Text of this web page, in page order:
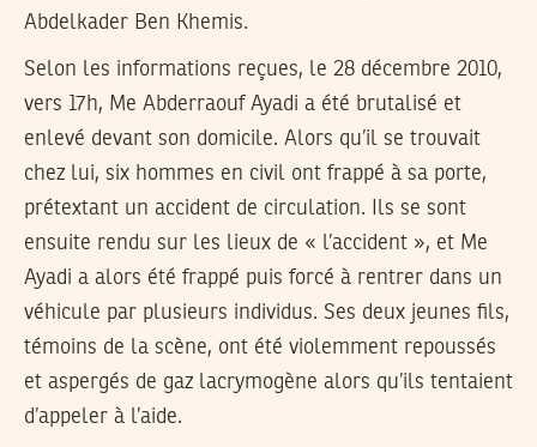
Abdelkader Ben Khemis.
Selon les informations reçues, le 28 décembre 2010,
vers 17h, Me Abderraouf Ayadi a été brutalisé et
enlevé devant son domicile. Alors qu’il se trouvait
chez lui, six hommes en civil ont frappé à sa porte,
prétextant un accident de circulation. Ils se sont
ensuite rendu sur les lieux de « l’accident », et Me
Ayadi a alors été frappé puis forcé à rentrer dans un
véhicule par plusieurs individus. Ses deux jeunes fils,
témoins de la scène, ont été violemment repoussés
et aspergés de gaz lacrymogène alors qu’ils tentaient
d’appeler à l’aide.